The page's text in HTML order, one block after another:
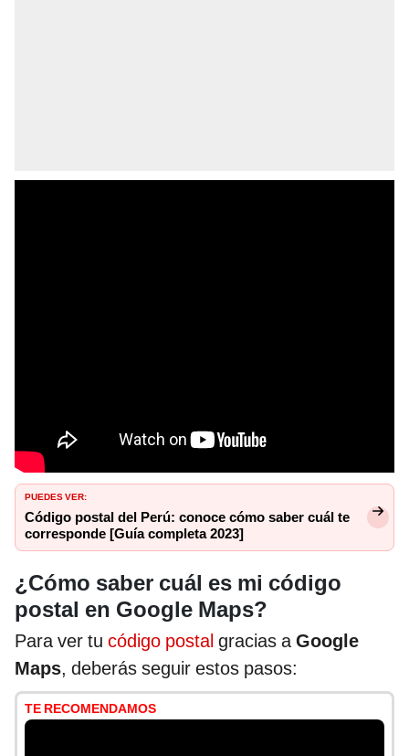
PUEDES VER:
Código postal del Perú: conoce cómo saber cuál te
corresponde [Guía completa 2023]
¿Cómo saber cuál es mi código
postal en Google Maps?
Para ver tu código postal gracias aGoogle
Maps, deberás seguir estos pasos:
TE RECOMENDAMOS